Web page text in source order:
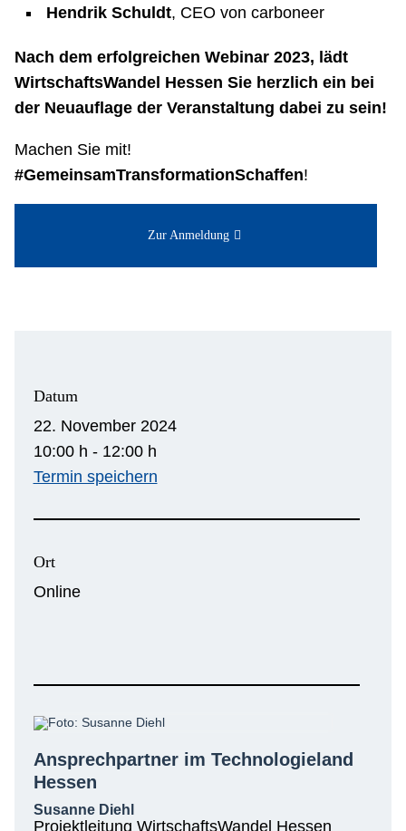
Hendrik Schuldt, CEO von carboneer
Nach dem erfolgreichen Webinar 2023, lädt
WirtschaftsWandel Hessen Sie herzlich ein bei
der Neuauflage der Veranstaltung dabei zu sein!
Machen Sie mit!
#GemeinsamTransformationSchaffen!
Zur Anmeldung
Datum
22. November 2024
10:00 h - 12:00 h
Termin speichern
Ort
Online
Ansprechpartner im Technologieland
Hessen
Susanne Diehl
Projektleitung WirtschaftsWandel Hessen